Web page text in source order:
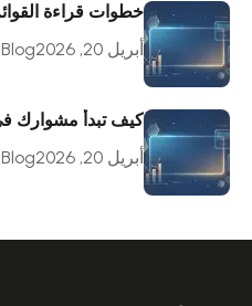
خطوات قراءة
أبريل 20, 2026
Blog
كيف تبدأ مشوارك
أبريل 20, 2026
Blog